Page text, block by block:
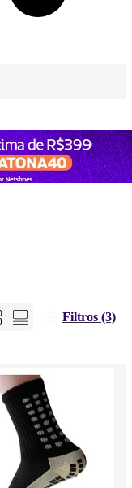
Filtros (3)